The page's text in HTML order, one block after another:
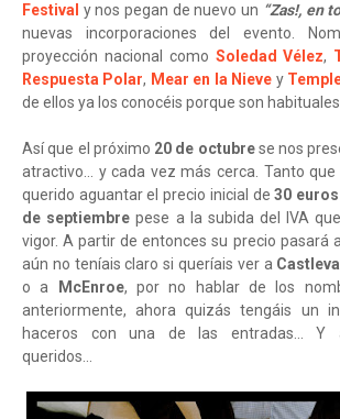
Festival y nos pegan de nuevo un “Zas!, en
nuevas incorporaciones del evento.
proyección nacional como Soledad Vélez,
Respuesta Polar, Mear en la Nieve y
de ellos ya los conocéis porque son
Así que el próximo 20 de octubrese nos
atractivo... y cada vez más cerca. Tanto
querido aguantar el precio inicial de30 euros
de septiembre pese a la subida del IVA
vigor. A partir de entonces su precio pasará
aún no teníais claro si queríais ver a
o a McEnroe, por no hablar de los
anteriormente, ahora quizás tengáis un
haceros con una de las entradas... Y
queridos...